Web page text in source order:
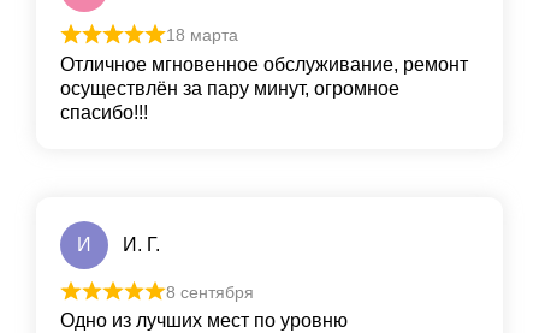
18 марта
Отличное мгновенное обслуживание, ремонт
осуществлён за пару минут, огромное
спасибо!!!
И И. Г.
8 сентября
Одно из лучших мест по уровню